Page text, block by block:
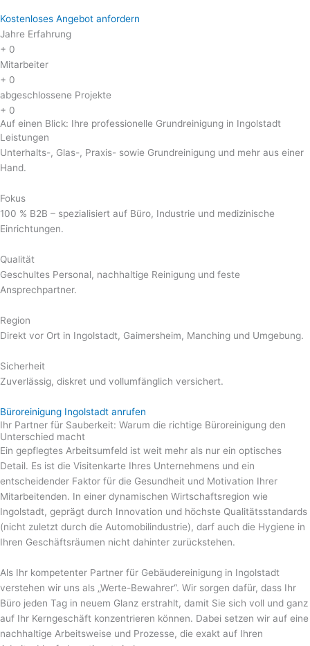
Kostenloses Angebot anfordern
Jahre Erfahrung
+ 0
Mitarbeiter
+ 0
abgeschlossene Projekte
+ 0
Auf einen Blick: Ihre professionelle Grundreinigung in Ingolstadt
Leistungen
Unterhalts-, Glas-, Praxis- sowie Grundreinigung und mehr aus einer
Hand.
Fokus
100 % B2B – spezialisiert auf Büro, Industrie und medizinische
Einrichtungen.
Qualität
Geschultes Personal, nachhaltige Reinigung und feste
Ansprechpartner.
Region
Direkt vor Ort in Ingolstadt, Gaimersheim, Manching und Umgebung.
Sicherheit
Zuverlässig, diskret und vollumfänglich versichert.
Büroreinigung Ingolstadt anrufen
Ihr Partner für Sauberkeit: Warum die richtige Büroreinigung den
Unterschied macht
Ein gepflegtes Arbeitsumfeld ist weit mehr als nur ein optisches
Detail. Es ist die Visitenkarte Ihres Unternehmens und ein
entscheidender Faktor für die Gesundheit und Motivation Ihrer
Mitarbeitenden. In einer dynamischen Wirtschaftsregion wie
Ingolstadt, geprägt durch Innovation und höchste Qualitätsstandards
(nicht zuletzt durch die Automobilindustrie), darf auch die Hygiene in
Ihren Geschäftsräumen nicht dahinter zurückstehen.
Als Ihr kompetenter Partner für Gebäudereinigung in Ingolstadt
verstehen wir uns als „Werte-Bewahrer“. Wir sorgen dafür, dass Ihr
Büro jeden Tag in neuem Glanz erstrahlt, damit Sie sich voll und ganz
auf Ihr Kerngeschäft konzentrieren können. Dabei setzen wir auf eine
nachhaltige Arbeitsweise und Prozesse, die exakt auf Ihren